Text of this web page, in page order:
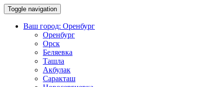
Toggle navigation
Ваш город: Оренбург
Оренбург
Орск
Беляевка
Ташла
Акбулак
Саракташ